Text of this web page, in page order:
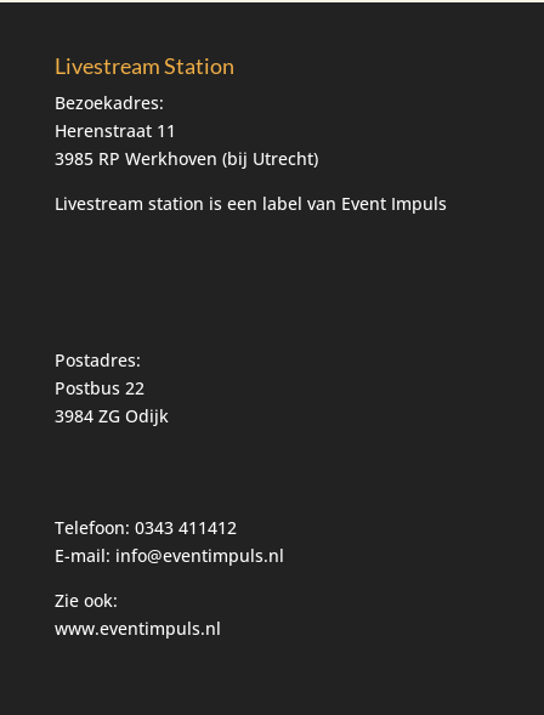
Livestream Station
Bezoekadres:
Herenstraat 11
3985 RP Werkhoven (bij Utrecht)
Livestream station is een label van Event Impuls
Postadres:
Postbus 22
3984 ZG Odijk
Telefoon: 0343 411412
E-mail: info@eventimpuls.nl
Zie ook:
www.eventimpuls.nl